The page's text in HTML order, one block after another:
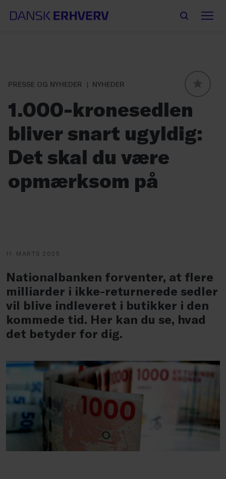
PRESSE OG NYHEDER
NYHEDER
1.000-kronesedlen
bliver snart ugyldig:
Det skal du være
opmærksom på
11. MARTS 2025
Nationalbanken forventer, at flere
milliarder i ikke-returnerede sedler
vil blive indleveret i butikker i den
kommede tid. Her kan du se, hvad
det betyder for dig.